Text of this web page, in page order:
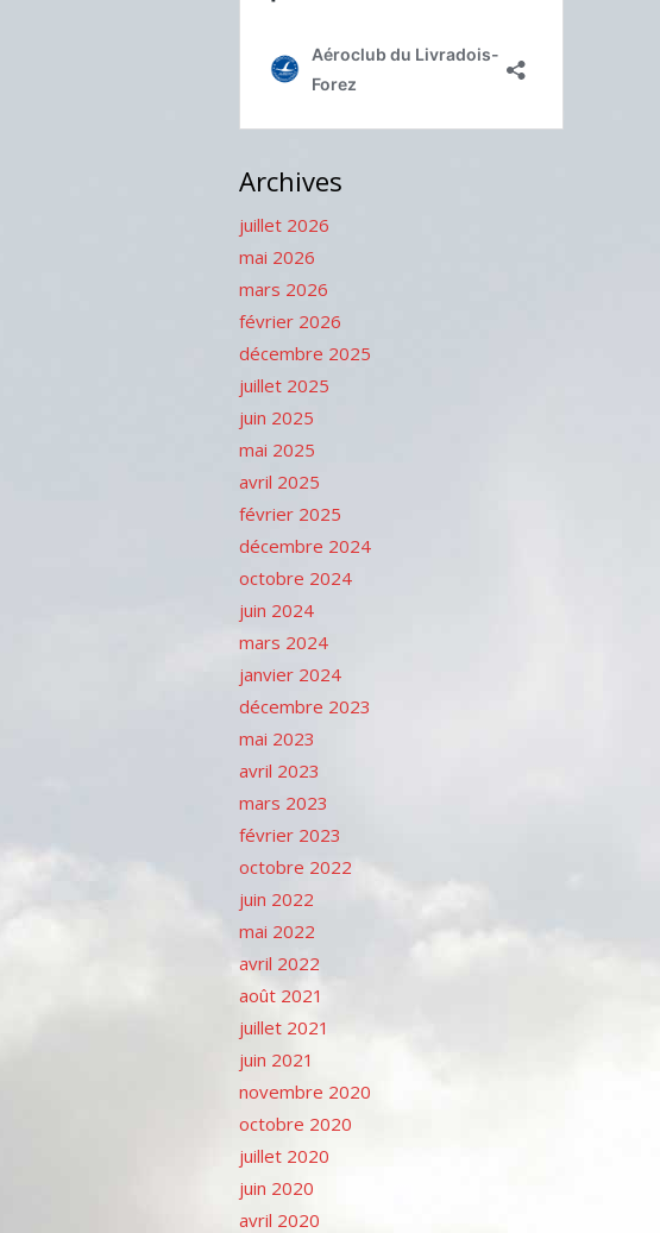
Archives
juillet 2026
mai 2026
mars 2026
février 2026
décembre 2025
juillet 2025
juin 2025
mai 2025
avril 2025
février 2025
décembre 2024
octobre 2024
juin 2024
mars 2024
janvier 2024
décembre 2023
mai 2023
avril 2023
mars 2023
février 2023
octobre 2022
juin 2022
mai 2022
avril 2022
août 2021
juillet 2021
juin 2021
novembre 2020
octobre 2020
juillet 2020
juin 2020
avril 2020